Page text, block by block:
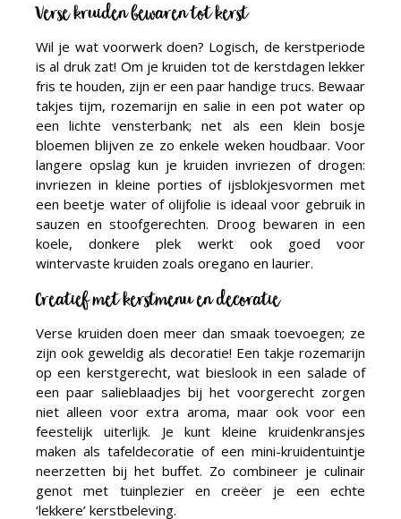
Verse kruiden bewaren tot kerst
Wil je wat voorwerk doen? Logisch, de kerstperiode
is al druk zat! Om je kruiden tot de kerstdagen lekker
fris te houden, zijn er een paar handige trucs. Bewaar
takjes tijm, rozemarijn en salie in een pot water op
een lichte vensterbank; net als een klein bosje
bloemen blijven ze zo enkele weken houdbaar. Voor
langere opslag kun je kruiden invriezen of drogen:
invriezen in kleine porties of ijsblokjesvormen met
een beetje water of olijfolie is ideaal voor gebruik in
sauzen en stoofgerechten. Droog bewaren in een
koele, donkere plek werkt ook goed voor
wintervaste kruiden zoals oregano en laurier.
Creatief met kerstmenu en decoratie
Verse kruiden doen meer dan smaak toevoegen; ze
zijn ook geweldig als decoratie! Een takje rozemarijn
op een kerstgerecht, wat bieslook in een salade of
een paar salieblaadjes bij het voorgerecht zorgen
niet alleen voor extra aroma, maar ook voor een
feestelijk uiterlijk. Je kunt kleine kruidenkransjes
maken als tafeldecoratie of een mini-kruidentuintje
neerzetten bij het buffet. Zo combineer je culinair
genot met tuinplezier en creëer je een echte
‘lekkere’ kerstbeleving.